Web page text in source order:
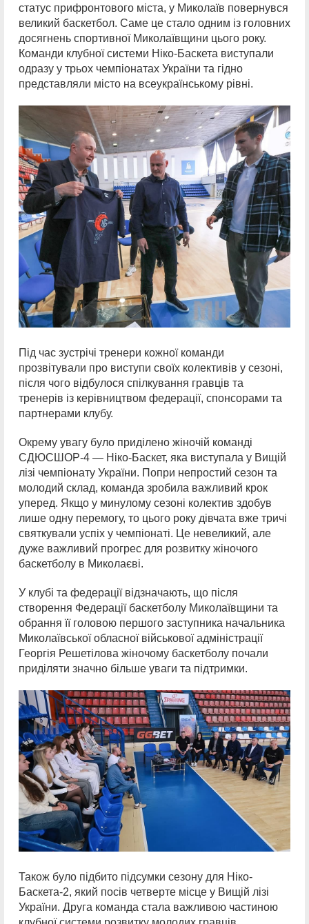
статус прифронтового міста, у Миколаїв повернувся
великий баскетбол. Саме це стало одним із головних
досягнень спортивної Миколаївщини цього року.
Команди клубної системи Ніко-Баскета виступали
одразу у трьох чемпіонатах України та гідно
представляли місто на всеукраїнському рівні.
Під час зустрічі тренери кожної команди
прозвітували про виступи своїх колективів у сезоні,
після чого відбулося спілкування гравців та
тренерів із керівництвом федерації, спонсорами та
партнерами клубу.
Окрему увагу було приділено жіночій команді
СДЮСШОР-4 — Ніко-Баскет, яка виступала у Вищій
лізі чемпіонату України. Попри непростий сезон та
молодий склад, команда зробила важливий крок
уперед. Якщо у минулому сезоні колектив здобув
лише одну перемогу, то цього року дівчата вже тричі
святкували успіх у чемпіонаті. Це невеликий, але
дуже важливий прогрес для розвитку жіночого
баскетболу в Миколаєві.
У клубі та федерації відзначають, що після
створення Федерації баскетболу Миколаївщини та
обрання її головою першого заступника начальника
Миколаївської обласної військової адміністрації
Георгія Решетілова жіночому баскетболу почали
приділяти значно більше уваги та підтримки.
Також було підбито підсумки сезону для Ніко-
Баскета-2, який посів четверте місце у Вищій лізі
України. Друга команда стала важливою частиною